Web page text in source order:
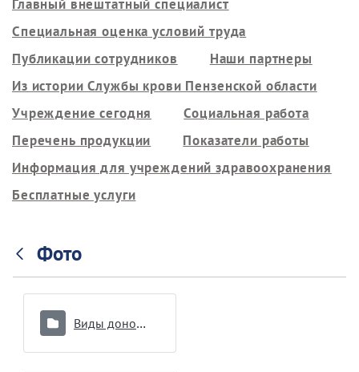
Главный внештатный специалист
Специальная оценка условий труда
Публикации сотрудников
Наши партнеры
Из истории Службы крови Пензенской области
Учреждение сегодня
Социальная работа
Перечень продукции
Показатели работы
Информация для учреждений здравоохранения
Бесплатные услуги
Фото
Виды донорства и интервалы между ними